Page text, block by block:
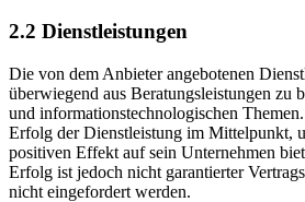
2.2 Dienstleistungen
Die von dem Anbieter angebotenen
überwiegend aus Beratungsleistungen zu
und informationstechnologischen
Erfolg der Dienstleistung im Mittelpunkt,
positiven Effekt auf sein Unternehmen
Erfolg ist jedoch nicht garantierter
nicht eingefordert werden.